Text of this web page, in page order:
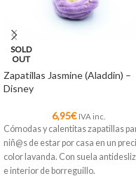
SOLD
OUT
Zapatillas Jasmine (Aladdin) –
Disney
6,95€ IVA inc.
Cómodas y calentitas zapatillas
niñ@s de estar por casa en un
color lavanda. Con suela
e interior de borreguillo.